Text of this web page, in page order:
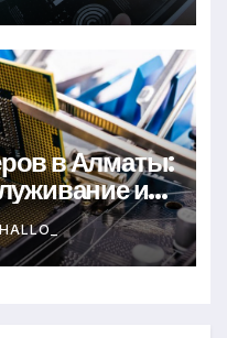
в Алматы:
и